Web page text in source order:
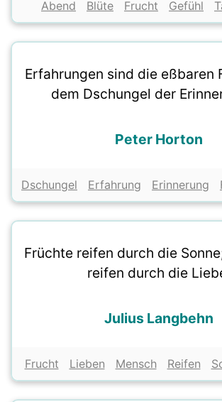
Abend Blüte Frucht Gefühl
Erfahrungen sind die eßbaren
dem Dschungel der
Peter Horton
Dschungel Erfahrung Erinnerung
Früchte reifen durch die
reifen durch die
Julius Langbehn
Frucht Lieben Mensch Reifen